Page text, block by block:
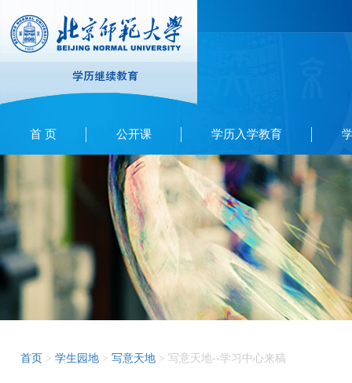
首 页 公开课 学历入学教育
首页 > 学生园地 > 写意天地 > 写意天地--学习中心来稿